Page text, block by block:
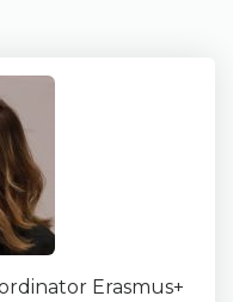
Erasmus+